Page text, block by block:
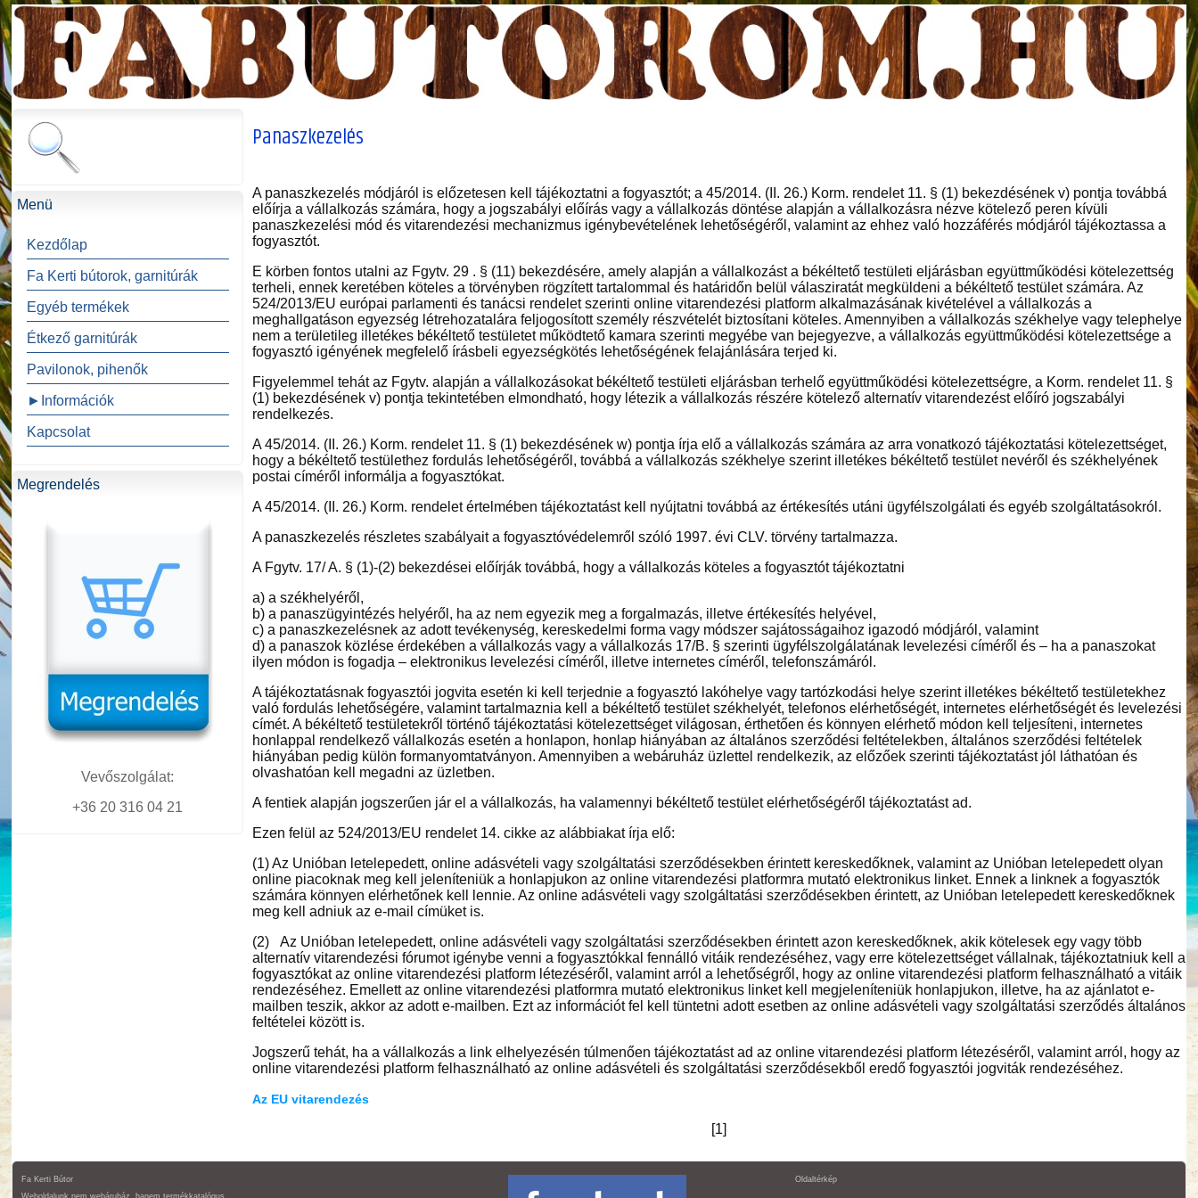
Menü
Kezdőlap
Fa Kerti bútorok, garnitúrák
Egyéb termékek
Étkező garnitúrák
Pavilonok, pihenők
►Információk
Kapcsolat
Megrendelés
Vevőszolgálat:
+36 20 316 04 21
Panaszkezelés
A panaszkezelés módjáról is előzetesen kell tájékoztatni a fogyasztót; a 45/2014. (II. 26.) Korm. rendelet 11. § (1) bekezdésének v) pontja továbbá
előírja a vállalkozás számára, hogy a jogszabályi előírás vagy a vállalkozás döntése alapján a vállalkozásra nézve kötelező peren kívüli
panaszkezelési mód és vitarendezési mechanizmus igénybevételének lehetőségéről, valamint az ehhez való hozzáférés módjáról tájékoztassa a
fogyasztót.
E körben fontos utalni az Fgytv. 29 . § (11) bekezdésére, amely alapján a vállalkozást a békéltető testületi eljárásban együttműködési kötelezettség
terheli, ennek keretében köteles a törvényben rögzített tartalommal és határidőn belül válasziratát megküldeni a békéltető testület számára. Az
524/2013/EU európai parlamenti és tanácsi rendelet szerinti online vitarendezési platform alkalmazásának kivételével a vállalkozás a
meghallgatáson egyezség létrehozatalára feljogosított személy részvételét biztosítani köteles. Amennyiben a vállalkozás székhelye vagy telephelye
nem a területileg illetékes békéltető testületet működtető kamara szerinti megyébe van bejegyezve, a vállalkozás együttműködési kötelezettsége a
fogyasztó igényének megfelelő írásbeli egyezségkötés lehetőségének felajánlására terjed ki.
Figyelemmel tehát az Fgytv. alapján a vállalkozásokat békéltető testületi eljárásban terhelő együttműködési kötelezettségre, a Korm. rendelet 11. §
(1) bekezdésének v) pontja tekintetében elmondható, hogy létezik a vállalkozás részére kötelező alternatív vitarendezést előíró jogszabályi
rendelkezés.
A 45/2014. (II. 26.) Korm. rendelet 11. § (1) bekezdésének w) pontja írja elő a vállalkozás számára az arra vonatkozó tájékoztatási kötelezettséget,
hogy a békéltető testülethez fordulás lehetőségéről, továbbá a vállalkozás székhelye szerint illetékes békéltető testület nevéről és székhelyének
postai címéről informálja a fogyasztókat.
A 45/2014. (II. 26.) Korm. rendelet értelmében tájékoztatást kell nyújtatni továbbá az értékesítés utáni ügyfélszolgálati és egyéb szolgáltatásokról.
A panaszkezelés részletes szabályait a fogyasztóvédelemről szóló 1997. évi CLV. törvény tartalmazza.
A Fgytv. 17/ A. § (1)-(2) bekezdései előírják továbbá, hogy a vállalkozás köteles a fogyasztót tájékoztatni
a) a székhelyéről,
b) a panaszügyintézés helyéről, ha az nem egyezik meg a forgalmazás, illetve értékesítés helyével,
c) a panaszkezelésnek az adott tevékenység, kereskedelmi forma vagy módszer sajátosságaihoz igazodó módjáról, valamint
d) a panaszok közlése érdekében a vállalkozás vagy a vállalkozás 17/B. § szerinti ügyfélszolgálatának levelezési címéről és – ha a panaszokat
ilyen módon is fogadja – elektronikus levelezési címéről, illetve internetes címéről, telefonszámáról.
A tájékoztatásnak fogyasztói jogvita esetén ki kell terjednie a fogyasztó lakóhelye vagy tartózkodási helye szerint illetékes békéltető testületekhez
való fordulás lehetőségére, valamint tartalmaznia kell a békéltető testület székhelyét, telefonos elérhetőségét, internetes elérhetőségét és levelezési
címét. A békéltető testületekről történő tájékoztatási kötelezettséget világosan, érthetően és könnyen elérhető módon kell teljesíteni, internetes
honlappal rendelkező vállalkozás esetén a honlapon, honlap hiányában az általános szerződési feltételekben, általános szerződési feltételek
hiányában pedig külön formanyomtatványon. Amennyiben a webáruház üzlettel rendelkezik, az előzőek szerinti tájékoztatást jól láthatóan és
olvashatóan kell megadni az üzletben.
A fentiek alapján jogszerűen jár el a vállalkozás, ha valamennyi békéltető testület elérhetőségéről tájékoztatást ad.
Ezen felül az 524/2013/EU rendelet 14. cikke az alábbiakat írja elő:
(1) Az Unióban letelepedett, online adásvételi vagy szolgáltatási szerződésekben érintett kereskedőknek, valamint az Unióban letelepedett olyan
online piacoknak meg kell jeleníteniük a honlapjukon az online vitarendezési platformra mutató elektronikus linket. Ennek a linknek a fogyasztók
számára könnyen elérhetőnek kell lennie. Az online adásvételi vagy szolgáltatási szerződésekben érintett, az Unióban letelepedett kereskedőknek
meg kell adniuk az e-mail címüket is.
(2) Az Unióban letelepedett, online adásvételi vagy szolgáltatási szerződésekben érintett azon kereskedőknek, akik kötelesek egy vagy több
alternatív vitarendezési fórumot igénybe venni a fogyasztókkal fennálló vitáik rendezéséhez, vagy erre kötelezettséget vállalnak, tájékoztatniuk kell a
fogyasztókat az online vitarendezési platform létezéséről, valamint arról a lehetőségről, hogy az online vitarendezési platform felhasználható a vitáik
rendezéséhez. Emellett az online vitarendezési platformra mutató elektronikus linket kell megjeleníteniük honlapjukon, illetve, ha az ajánlatot e-
mailben teszik, akkor az adott e-mailben. Ezt az információt fel kell tüntetni adott esetben az online adásvételi vagy szolgáltatási szerződés általános
feltételei között is.
Jogszerű tehát, ha a vállalkozás a link elhelyezésén túlmenően tájékoztatást ad az online vitarendezési platform létezéséről, valamint arról, hogy az
online vitarendezési platform felhasználható az online adásvételi és szolgáltatási szerződésekből eredő fogyasztói jogviták rendezéséhez.
Az EU vitarendezés
[1]
Fa Kerti Bútor
Weboldalunk nem webáruház, hanem termékkatalógus.
Oldaltérkép